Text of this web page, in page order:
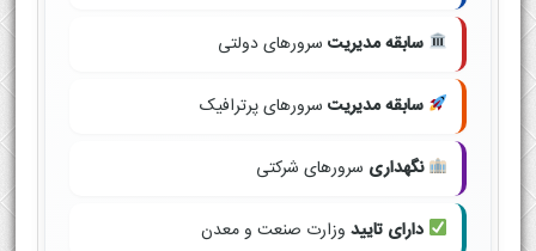
سابقه مدیریت سرورهای دولتی
سابقه مدیریت سرورهای پرترافیک
نگهداری سرورهای شرکتی
دارای تایید وزارت صنعت و معدن